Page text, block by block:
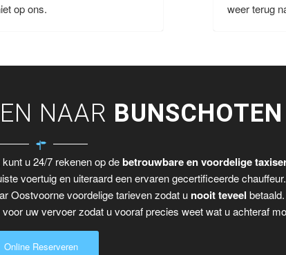
op ons.
weer terug
NAAR BUNSCHOTEN
u 24/7 rekenen op debetrouwbare en voordelige
voertuig en uiteraard een ervaren gecertificeerde chauffeur.
Oostvoorne voordelige tarieven zodat u nooit teveel betaald.
uw vervoer zodat u vooraf precies weet wat u achteraf
Online Reserveren